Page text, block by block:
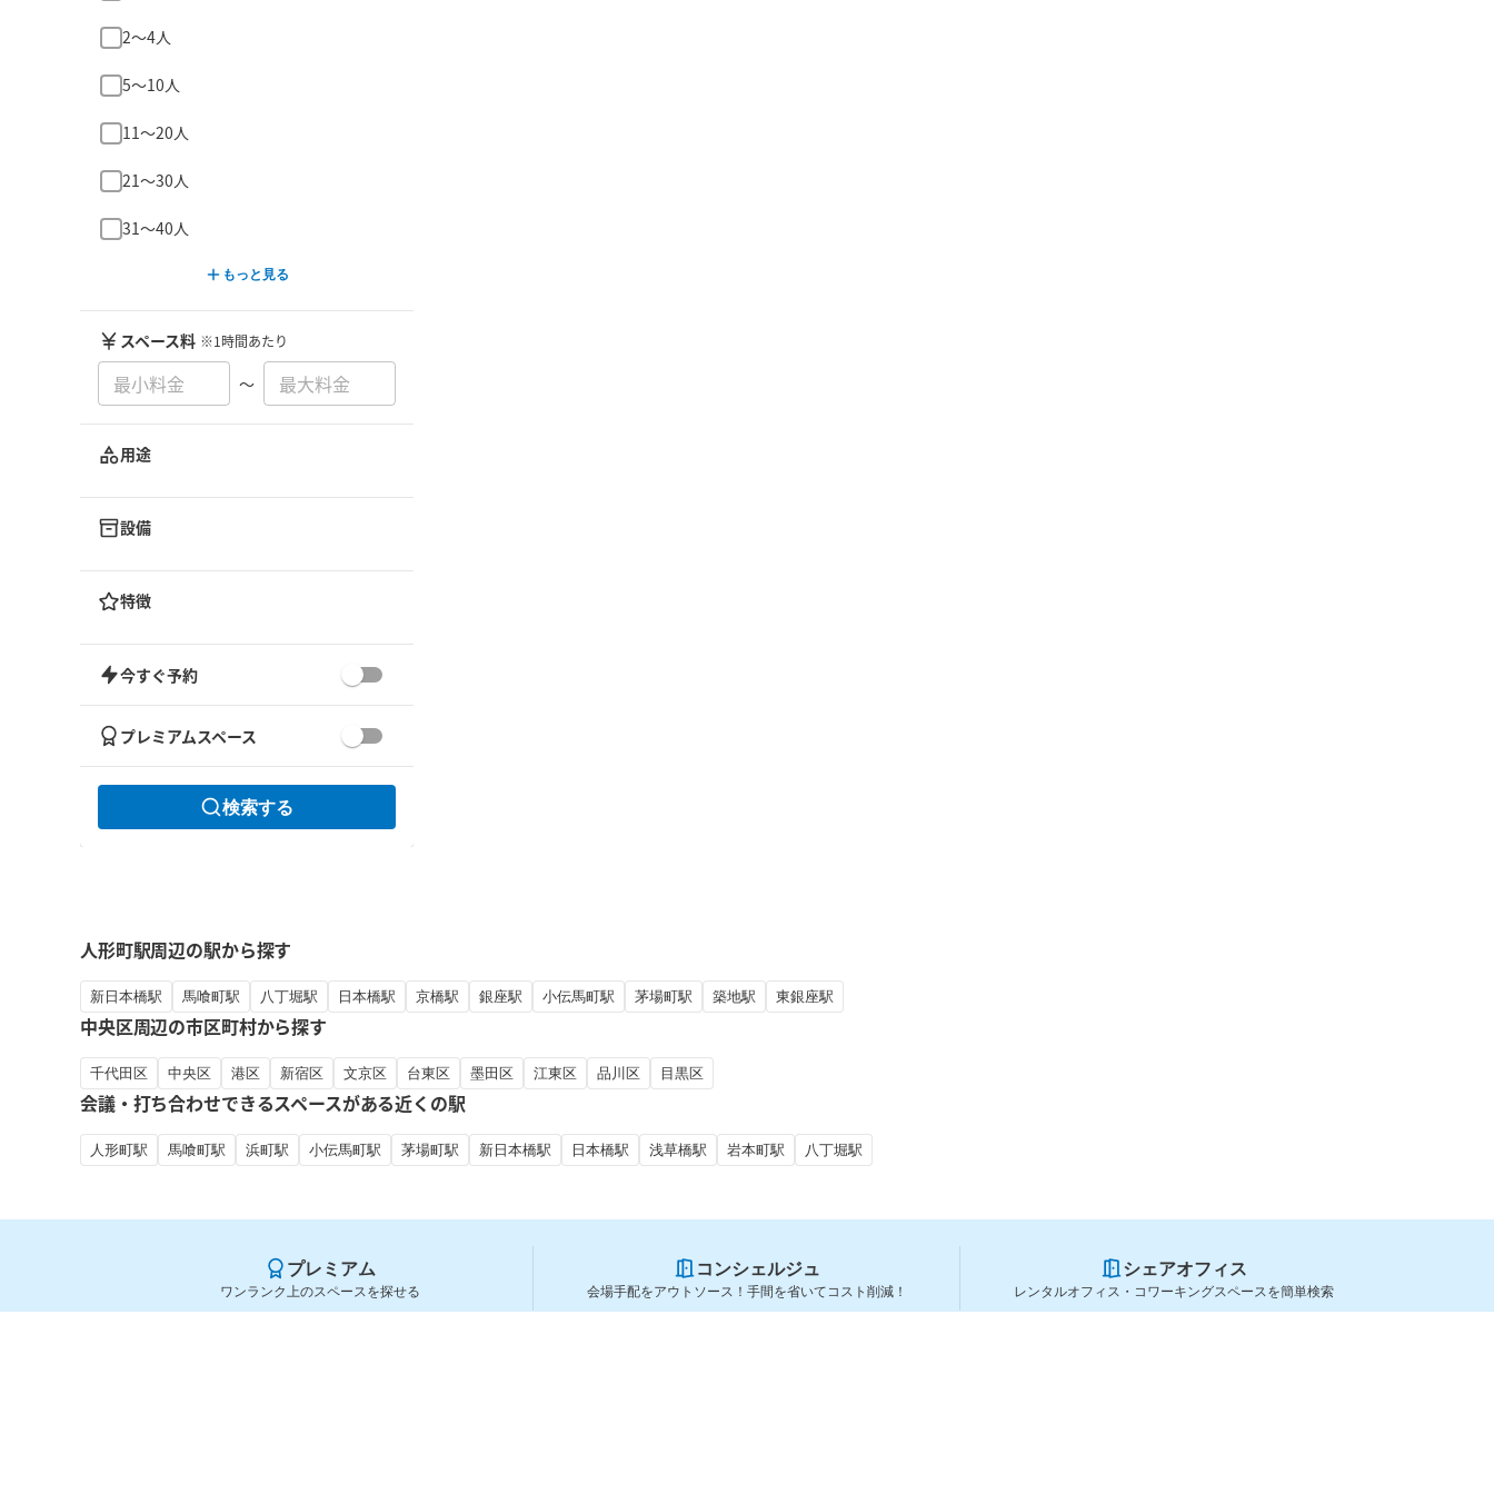
2〜4人
5〜10人
11〜20人
21〜30人
31〜40人
もっと見る
スペース料 ※1時間あたり
〜
用途
設備
特徴
今すぐ予約
プレミアムスペース
検索する
人形町駅周辺の駅から探す
新日本橋駅 馬喰町駅 八丁堀駅 日本橋駅 京橋駅 銀座駅 小伝馬町駅 茅場町駅 築地駅 東銀座駅
中央区周辺の市区町村から探す
千代田区 中央区 港区 新宿区 文京区 台東区 墨田区 江東区 品川区 目黒区
会議・打ち合わせできるスペースがある近くの駅
人形町駅 馬喰町駅 浜町駅 小伝馬町駅 茅場町駅 新日本橋駅 日本橋駅 浅草橋駅 岩本町駅 八丁堀駅
プレミアム
ワンランク上のスペースを探せる
コンシェルジュ
会場手配をアウトソース！手間を省いてコスト削減！
シェアオフィス
レンタルオフィス・コワーキングスペースを簡単検索